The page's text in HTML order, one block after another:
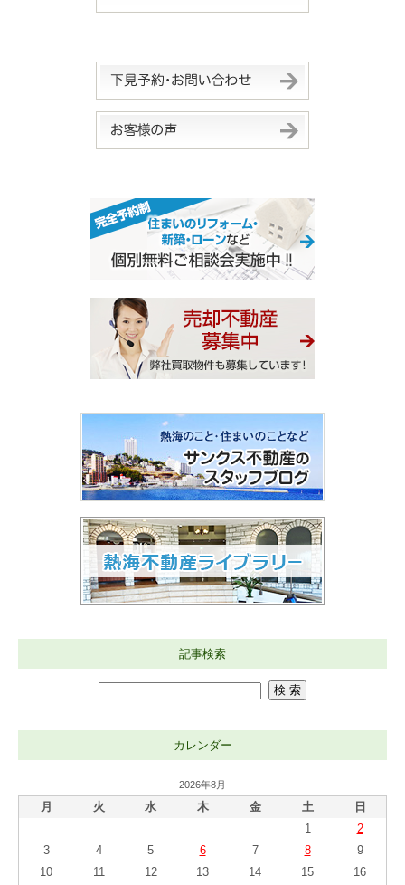
記事検索
カレンダー
2026年8月
月 火 水 木 金 土 日
1
2
3
4 5 6 7 8
9
10
11 12 13 14 15
16